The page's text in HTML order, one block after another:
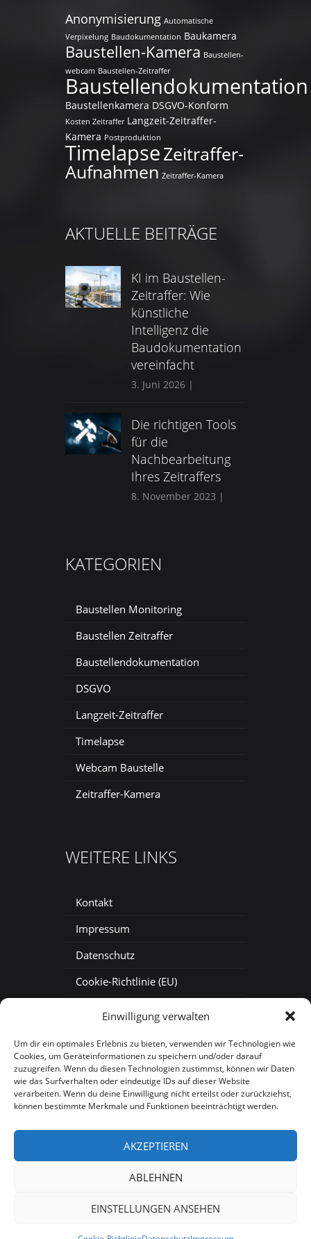
Einwilligung verwalten
Um dir ein optimales Erlebnis zu bieten, verwenden wir Technologien wie
Cookies, um Geräteinformationen zu speichern und/oder darauf
zuzugreifen. Wenn du diesen Technologien zustimmst, können wir Daten
wie das Surfverhalten oder eindeutige IDs auf dieser Website
verarbeiten. Wenn du deine Einwilligung nicht erteilst oder zurückziehst,
können bestimmte Merkmale und Funktionen beeinträchtigt werden.
AKZEPTIEREN
ABLEHNEN
EINSTELLUNGEN ANSEHEN
Anonymisierung Automatische
Verpixelung Baudokumentation Baukamera
Baustellen-Kamera Baustellen-
webcam Baustellen-Zeitraffer
Baustellendokumentation
Baustellenkamera DSGVO-Konform
Kosten Zeitraffer Langzeit-Zeitraffer-
Kamera Postproduktion
TimelapseZeitraffer-
Aufnahmen Zeitraffer-Kamera
AKTUELLE BEITRÄGE
KI im Baustellen-
Zeitraffer: Wie
künstliche
Intelligenz die
Baudokumentation
vereinfacht
3. Juni 2026 |
Die richtigen Tools
für die
Nachbearbeitung
Ihres Zeitraffers
8. November 2023 |
KATEGORIEN
Baustellen Monitoring
Baustellen Zeitraffer
Baustellendokumentation
DSGVO
Langzeit-Zeitraffer
Timelapse
Webcam Baustelle
Zeitraffer-Kamera
WEITERE LINKS
Kontakt
Impressum
Datenschutz
Cookie-Richtlinie (EU)
Baustellen-Webcam
Copyright 2026, Aspekteins GmbH |
Sitemap